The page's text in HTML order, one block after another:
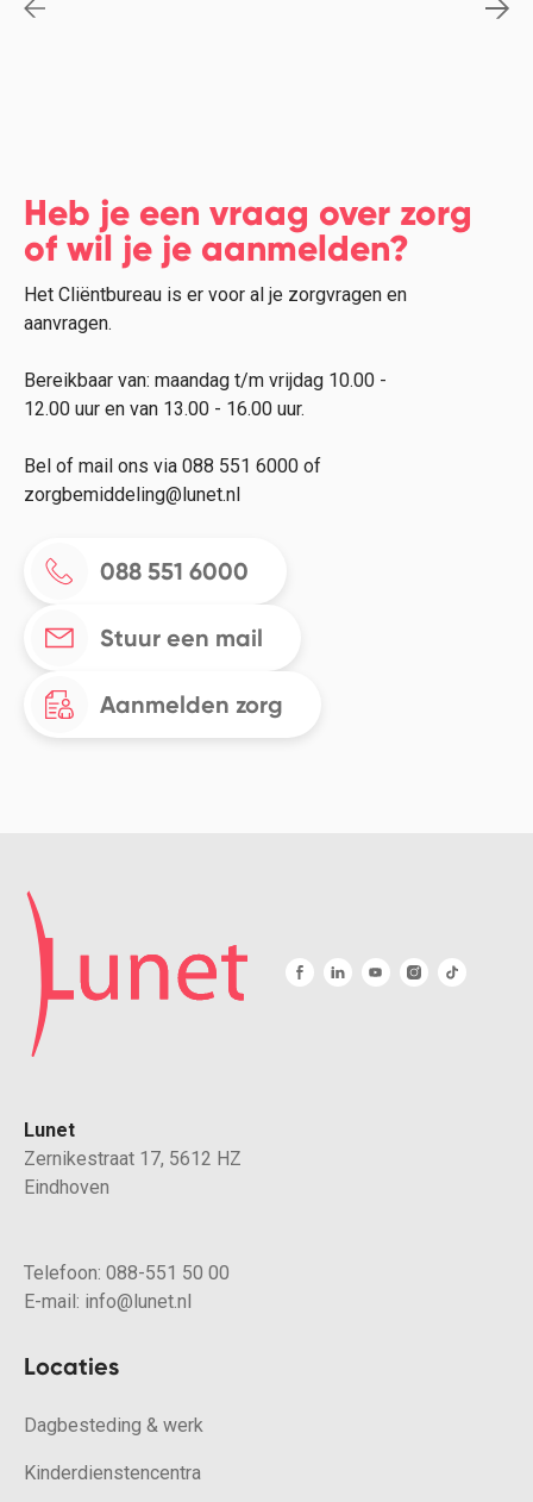
Heb je een vraag over zorg
of wil je je aanmelden?
Het Cliëntbureau is er voor al je zorgvragen en
aanvragen.
Bereikbaar van: maandag t/m vrijdag 10.00 -
12.00 uur en van 13.00 - 16.00 uur.
Bel of mail ons via 088 551 6000 of
zorgbemiddeling@lunet.nl
088 551 6000
Stuur een mail
Aanmelden zorg
Lunet
Zernikestraat 17, 5612 HZ
Eindhoven
Telefoon: 088-551 50 00
E-mail: info@lunet.nl
Locaties
Dagbesteding & werk
Kinderdienstencentra